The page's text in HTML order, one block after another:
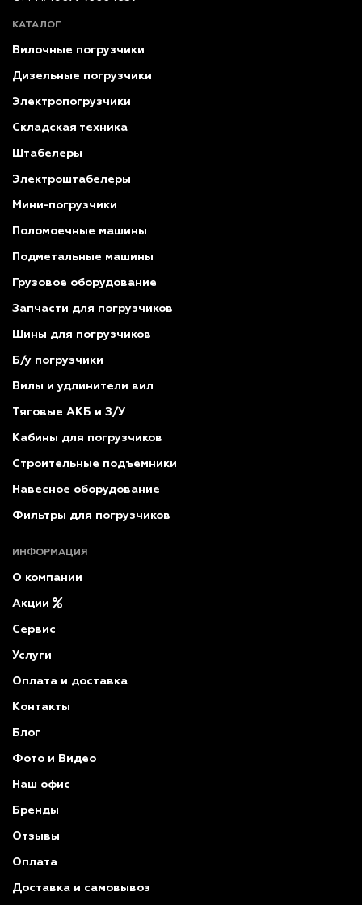
КАТАЛОГ
Вилочные погрузчики
Дизельные погрузчики
Электропогрузчики
Складская техника
Штабелеры
Электроштабелеры
Мини-погрузчики
Поломоечные машины
Подметальные машины
Грузовое оборудование
Запчасти для погрузчиков
Шины для погрузчиков
Б/у погрузчики
Вилы и удлинители вил
Тяговые АКБ и З/У
Кабины для погрузчиков
Строительные подъемники
Навесное оборудование
Фильтры для погрузчиков
ИНФОРМАЦИЯ
О компании
Акции
Сервис
Услуги
Оплата и доставка
Контакты
Блог
Фото и Видео
Наш офис
Бренды
Отзывы
Оплата
Доставка и самовывоз